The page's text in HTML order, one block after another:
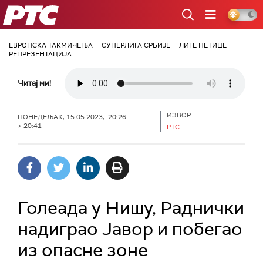
РТС
ЕВРОПСКА ТАКМИЧЕЊА СУПЕРЛИГА СРБИЈЕ
ЛИГЕ ПЕТИЦЕ
РЕПРЕЗЕНТАЦИЈА
Читај ми!
ПОНЕДЕЉАК, 15.05.2023, 20:26 -
> 20:41
ИЗВОР:
РТС
Голеада у Нишу, Раднички
надиграо Јавор и побегао
из опасне зоне